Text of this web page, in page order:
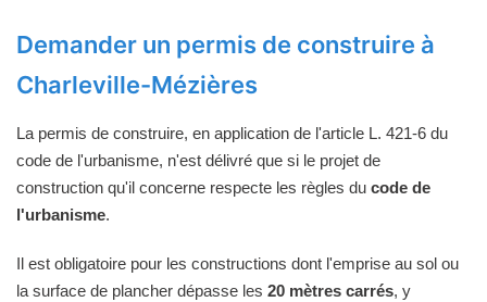
Demander un permis de construire à
Charleville-Mézières
La permis de construire, en application de l'article L. 421-6 du
code de l'urbanisme, n'est délivré que si le projet de
construction qu'il concerne respecte les règles du code de
l'urbanisme.
Il est obligatoire pour les constructions dont l'emprise au sol ou
la surface de plancher dépasse les 20 mètres carrés, y